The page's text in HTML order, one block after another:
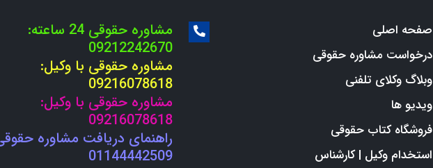
صفحه اصلی
درخواست مشاوره حقوقی
وبلاگ وکلای تلفنی
ویدیو ها
فروشگاه کتاب حقوقی
استخدام وکیل | کارشناس
مشاوره حقوقی 24 ساعته:
09212242670
مشاوره حقوقی با وکیل:
09216078618
مشاوره حقوقی با وکیل:
09216078618
راهنمای دریافت مشاوره
01144442509